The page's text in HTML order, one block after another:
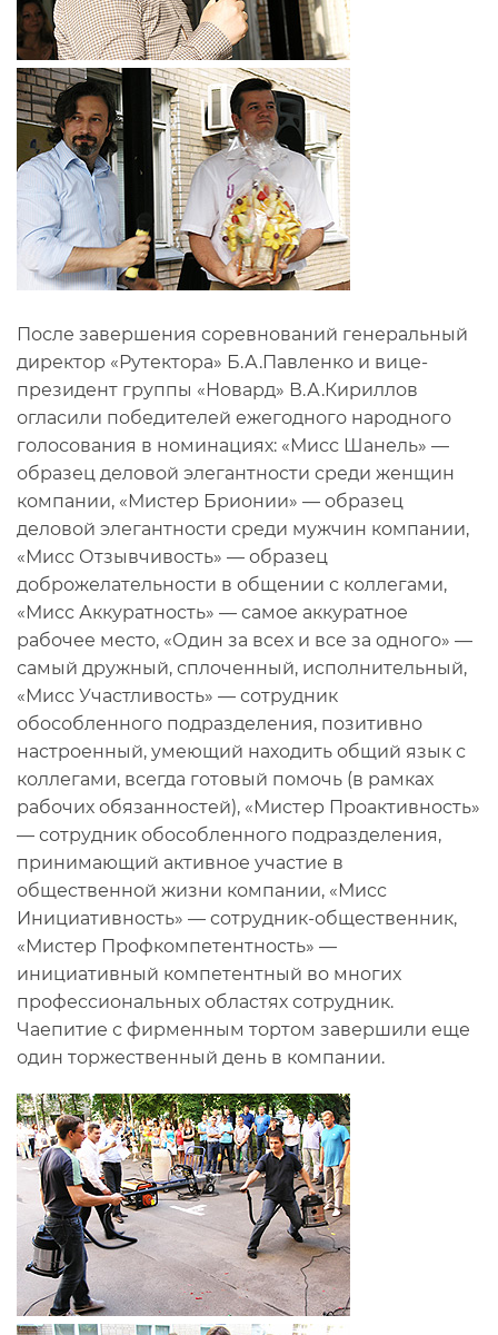
После завершения соревнований генеральный
директор «Рутектора» Б.А.Павленко и вице-
президент группы «Новард» В.А.Кириллов
огласили победителей ежегодного народного
голосования в номинациях: «Мисс Шанель» —
образец деловой элегантности среди женщин
компании, «Мистер Брионии» — образец
деловой элегантности среди мужчин компании,
«Мисс Отзывчивость» — образец
доброжелательности в общении с коллегами,
«Мисс Аккуратность» — самое аккуратное
рабочее место, «Один за всех и все за одного» —
самый дружный, сплоченный, исполнительный,
«Мисс Участливость» — сотрудник
обособленного подразделения, позитивно
настроенный, умеющий находить общий язык с
коллегами, всегда готовый помочь (в рамках
рабочих обязанностей), «Мистер Проактивность»
— сотрудник обособленного подразделения,
принимающий активное участие в
общественной жизни компании, «Мисс
Инициативность» — сотрудник-общественник,
«Мистер Профкомпетентность» —
инициативный компетентный во многих
профессиональных областях сотрудник.
Чаепитие с фирменным тортом завершили еще
один торжественный день в компании.